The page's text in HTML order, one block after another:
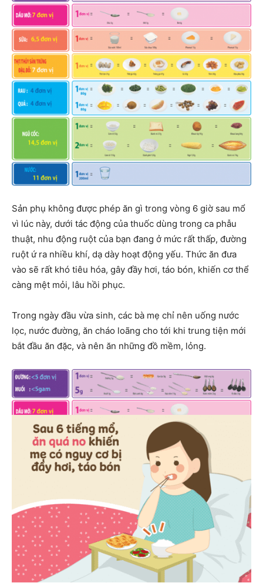
Sản phụ không được phép ăn gì trong vòng 6 giờ sau mổ
vì lúc này, dưới tác động của thuốc dùng trong ca phẫu
thuật, nhu động ruột của bạn đang ở mức rất thấp, đường
ruột ứ ra nhiều khí, dạ dày hoạt động yếu. Thức ăn đưa
vào sẽ rất khó tiêu hóa, gây đầy hơi, táo bón, khiến cơ thể
càng mệt mỏi, lâu hồi phục.
Trong ngày đầu vừa sinh, các bà mẹ chỉ nên uống nước
lọc, nước đường, ăn cháo loãng cho tới khi trung tiện mới
bắt đầu ăn đặc, và nên ăn những đồ mềm, lỏng.